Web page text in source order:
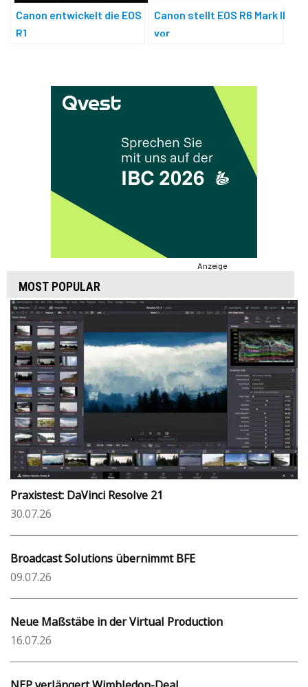
Canon entwickelt die EOS
R1
Canon stellt EOS R6 Mark II
vor
Anzeige
MOST POPULAR
Praxistest: DaVinci Resolve 21
30.07.26
Broadcast Solutions übernimmt BFE
09.07.26
Neue Maßstäbe in der Virtual Production
16.07.26